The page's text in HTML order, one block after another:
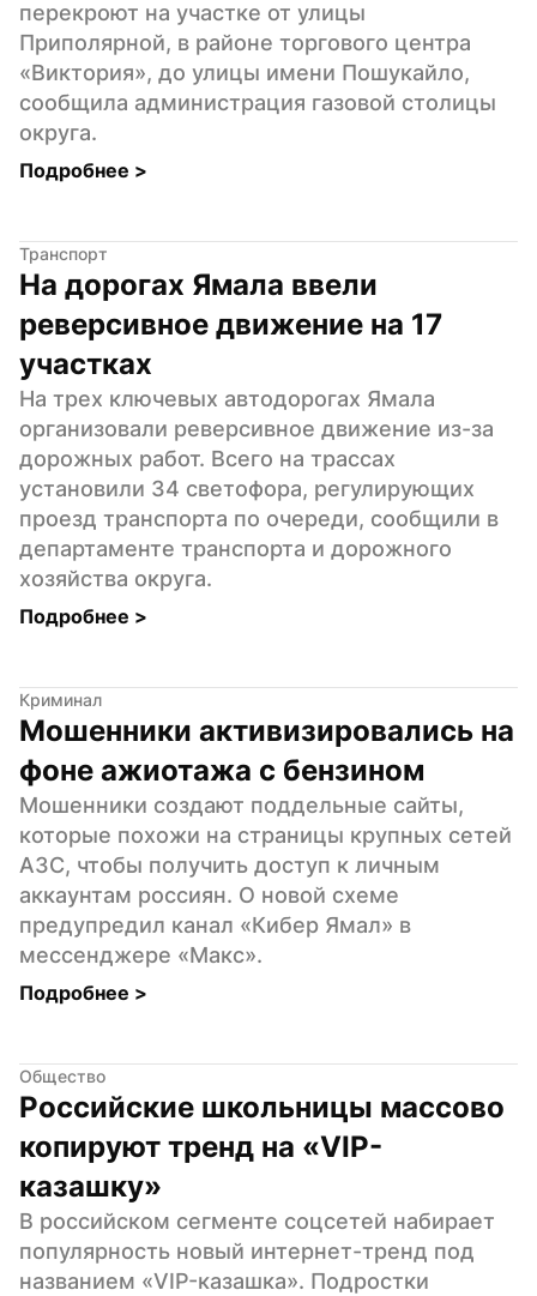
перекроют на участке от улицы
Приполярной, в районе торгового центра
«Виктория», до улицы имени Пошукайло,
сообщила администрация газовой столицы
округа.
Подробнее >
Транспорт
На дорогах Ямала ввели
реверсивное движение на 17
участках
На трех ключевых автодорогах Ямала
организовали реверсивное движение из-за
дорожных работ. Всего на трассах
установили 34 светофора, регулирующих
проезд транспорта по очереди, сообщили в
департаменте транспорта и дорожного
хозяйства округа.
Подробнее >
Криминал
Мошенники активизировались на
фоне ажиотажа с бензином
Мошенники создают поддельные сайты,
которые похожи на страницы крупных сетей
АЗС, чтобы получить доступ к личным
аккаунтам россиян. О новой схеме
предупредил канал «Кибер Ямал» в
мессенджере «Макс».
Подробнее >
Общество
Российские школьницы массово
копируют тренд на «VIP-
казашку»
В российском сегменте соцсетей набирает
популярность новый интернет-тренд под
названием «VIP-казашка». Подростки